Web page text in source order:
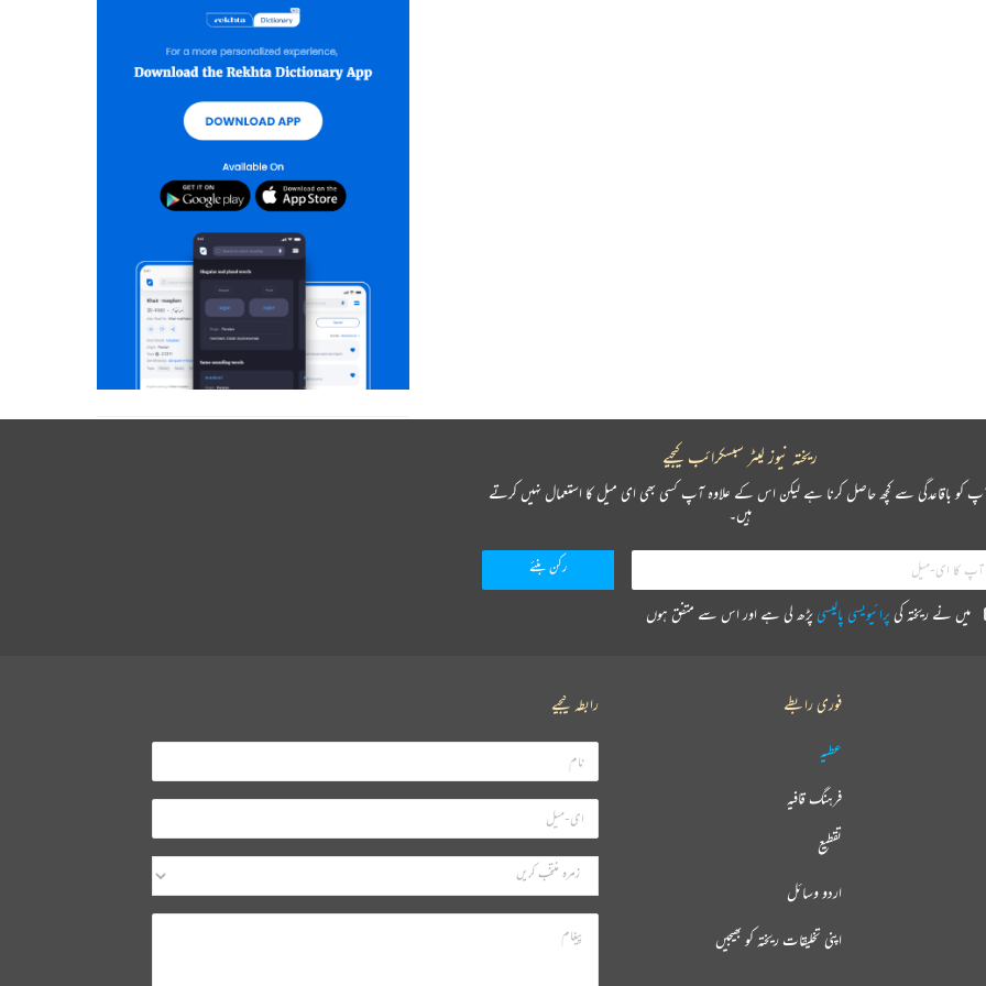
ریختہ نیوز لیٹر سبسکرائب کیجیے
کو باقاعدگی سے کچھ حاصل کرنا ہے لیکن اس کے علاوہ آپ کسی بھی ای میل کا استعمال نہیں کرتے
ہیں۔
میں نے ریختہ کی پرائیویسی پالیسی پڑھ لی ہے اور اس سے متفق ہوں
فوری رابطے
عطیہ
فرہنگ قافیہ
تقطیع
اردو وسائل
اپنی تخلیقات ریختہ کو بھیجیں
رابطہ کیجیے